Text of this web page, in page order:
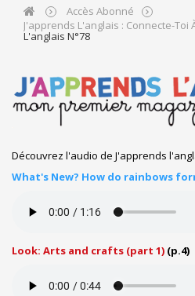
Accès Abonné
J'apprends L'anglais : Connecte-Toi
L'anglais N°78
Découvrez l'audio de J'apprends
What's New? How do rainbows
Look: Arts and crafts (part 1) (p.4)